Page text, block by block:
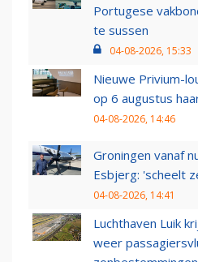
Portugese
te sussen
04-08-2026, 15:33
Nieuwe Privium-
op 6 augustus
04-08-2026, 14:46
Groningen vanaf
Esbjerg: 'scheelt
04-08-2026, 14:41
Luchthaven Luik
weer